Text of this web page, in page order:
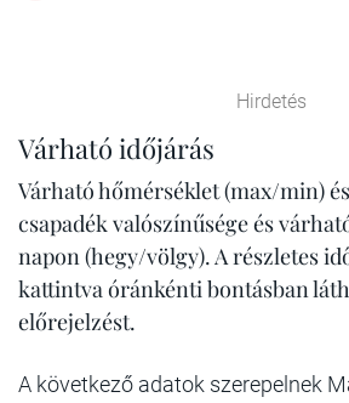
Hirdetés
Várható időjárás
Várható hőmérséklet (max/min)
csapadék valószínűsége és
napon (hegy/völgy). A részletes
kattintva óránkénti bontásban
előrejelzést.
A következő adatok szerepelnek